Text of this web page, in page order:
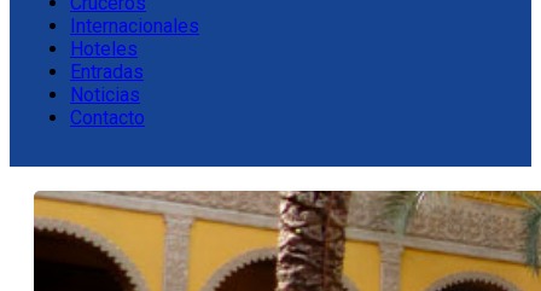
Internacionales
Hoteles
Entradas
Noticias
Contacto